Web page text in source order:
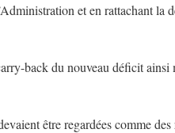
et en rattachant la
back du nouveau déficit ainsi
être regardées comme